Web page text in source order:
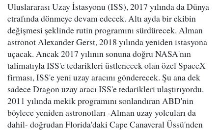
Uluslararası Uzay İstasyonu (ISS), 2017 yılında da Dünya
etrafında dönmeye devam edecek. Altı ayda bir ekibin
değişmesi şeklinde rutin programını sürdürecek. Alman
astronot Alexander Gerst, 2018 yılında yeniden istasyona
uçacak. Ancak 2017 yılının sonuna doğru NASA'nın
talimatıyla ISS'e tedarikleri üstlenecek olan özel SpaceX
firması, ISS'e yeni uzay aracını gönderecek. Şu ana dek
sadece Dragon uzay aracı ISS'e tedarikleri ulaştırıyordu.
2011 yılında mekik programını sonlandıran ABD'nin
böylece yeniden astronotları -Alman uzay yolcuları da
dahil- doğrudan Florida'daki Cape Canaveral Üssü'nden